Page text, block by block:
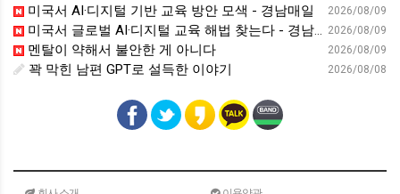
2026/08/09
미국서 AI·디지털 기반 교육 방안 모색 - 경남매일
2026/08/09
미국서 글로벌 AI·디지털 교육 해법 찾는다 - 경남일보
2026/08/09
멘탈이 약해서 불안한 게 아니다
2026/08/08
꽉 막힌 남편 GPT로 설득한 이야기